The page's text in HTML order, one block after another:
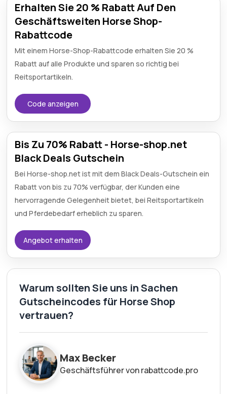
Erhalten Sie 20 % Rabatt Auf Den
Geschäftsweiten Horse Shop-
Rabattcode
Mit einem Horse-Shop-Rabattcode erhalten Sie 20 %
Rabatt auf alle Produkte und sparen so richtig bei
Reitsportartikeln.
Code anzeigen
Bis Zu 70% Rabatt - Horse-shop.net
Black Deals Gutschein
Bei Horse-shop.net ist mit dem Black Deals-Gutschein ein
Rabatt von bis zu 70% verfügbar, der Kunden eine
hervorragende Gelegenheit bietet, bei Reitsportartikeln
und Pferdebedarf erheblich zu sparen.
Angebot erhalten
Warum sollten Sie uns in Sachen
Gutscheincodes für Horse Shop
vertrauen?
Max Becker
Geschäftsführer von rabattcode.pro